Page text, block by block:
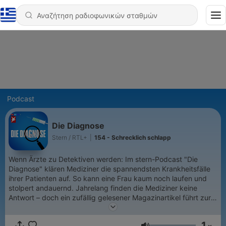
Podcast
Die Diagnose
Stern / RTL+ 154 - Schrecklich schlapp
Wenn Ärzte zu Detektiven werden: Im stern-Podcast "Die
Diagnose" klären Mediziner die spannendsten Krankheitsfälle
ihrer Patienten auf. So kann eine Frau kaum noch laufen und
stolpert andauernd. Jahrelang finden die Mediziner keine
Antwort – doch ein zufällig gelesener Magazinartikel führt zur
Lösung. Ein anderer Fall: Ein Mann bekommt starkes Fieber.